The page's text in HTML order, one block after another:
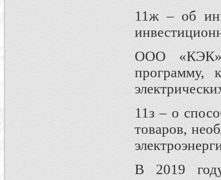
11ж – об
ООО «КЭК»
программу,
11з – о
товаров,
В 2019